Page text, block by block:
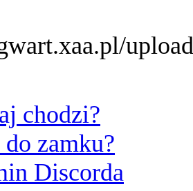
chodzi?
zamku?
Discorda